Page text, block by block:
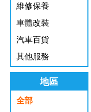
維修保養
車體改裝
汽車百貨
其他服務
地區
全部